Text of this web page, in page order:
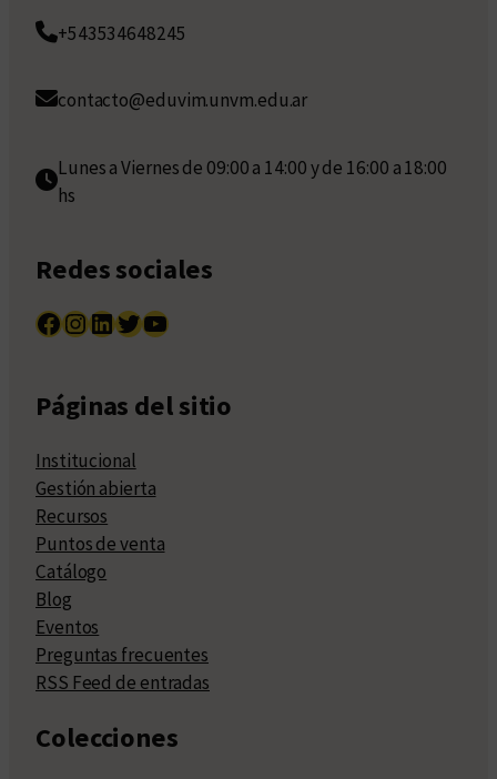
+543534648245
contacto@eduvim.unvm.edu.ar
Lunes a Viernes de 09:00 a 14:00 y de 16:00 a 18:00
hs
Redes sociales
Facebook InstagramLinkedIn Twitter YouTube
Páginas del sitio
Institucional
Gestión abierta
Recursos
Puntos de venta
Catálogo
Blog
Eventos
Preguntas frecuentes
RSS Feed de entradas
Colecciones